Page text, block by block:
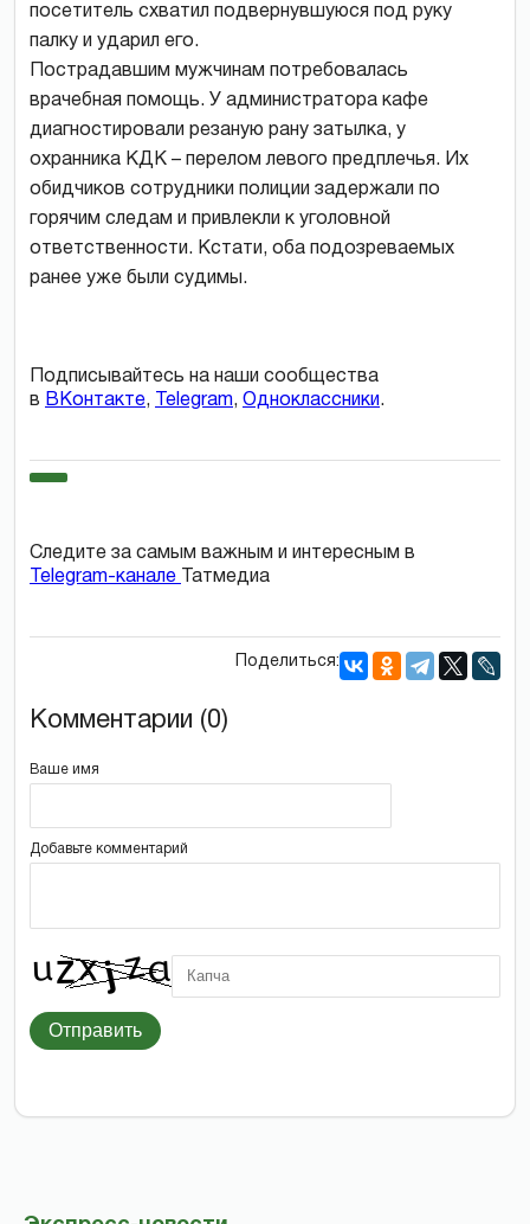
посетитель схватил подвернувшуюся под руку
палку и ударил его.
Пострадавшим мужчинам потребовалась
врачебная помощь. У администратора кафе
диагностировали резаную рану затылка, у
охранника КДК – перелом левого предплечья. Их
обидчиков сотрудники полиции задержали по
горячим следам и привлекли к уголовной
ответственности. Кстати, оба подозреваемых
ранее уже были судимы.
Подписывайтесь на наши сообщества
в ВКонтакте, Telegram, Одноклассники.
Следите за самым важным и интересным в
Telegram-канале
Татмедиа
Поделиться:
Комментарии (0)
Ваше имя
Добавьте комментарий
Отправить